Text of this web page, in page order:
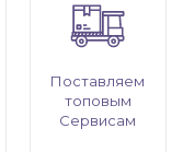
Поставляем
топовым
Сервисам